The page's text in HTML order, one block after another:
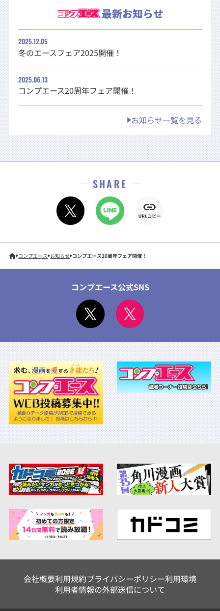
最新お知らせ
2025.12.05
冬のエースフェア2025開催！
2025.06.13
コンプエース20周年フェア開催！
お知らせ一覧を見る
SHARE
コンプエース お知らせ コンプエース20周年フェア開催！
コンプエース公式SNS
会社概要利用規約プライバシーポリシー利用環境
利用者情報の外部送信について